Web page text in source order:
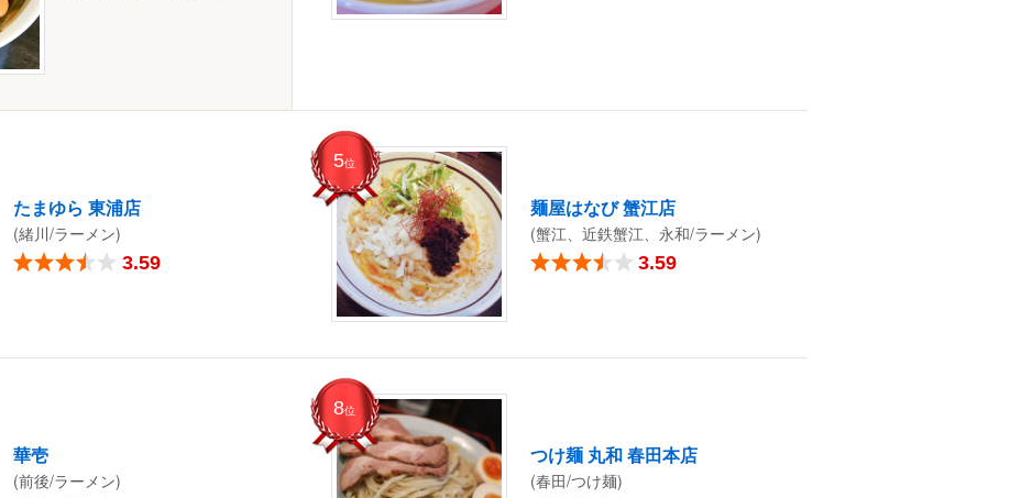
たまゆら 東浦店
(緒川/ラーメン)
3.59
5位
麺屋はなび 蟹江店
(蟹江、近鉄蟹江、永和/ラーメン)
3.59
華壱
(前後/ラーメン)
8位
つけ麺 丸和 春田本店
(春田/つけ麺)